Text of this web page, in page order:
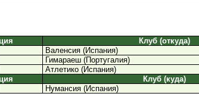
Клуб (откуда)
Валенсия (Испания)
Гимараеш (Португалия)
Атлетико (Испания)
Клуб (куда)
Нумансия (Испания)